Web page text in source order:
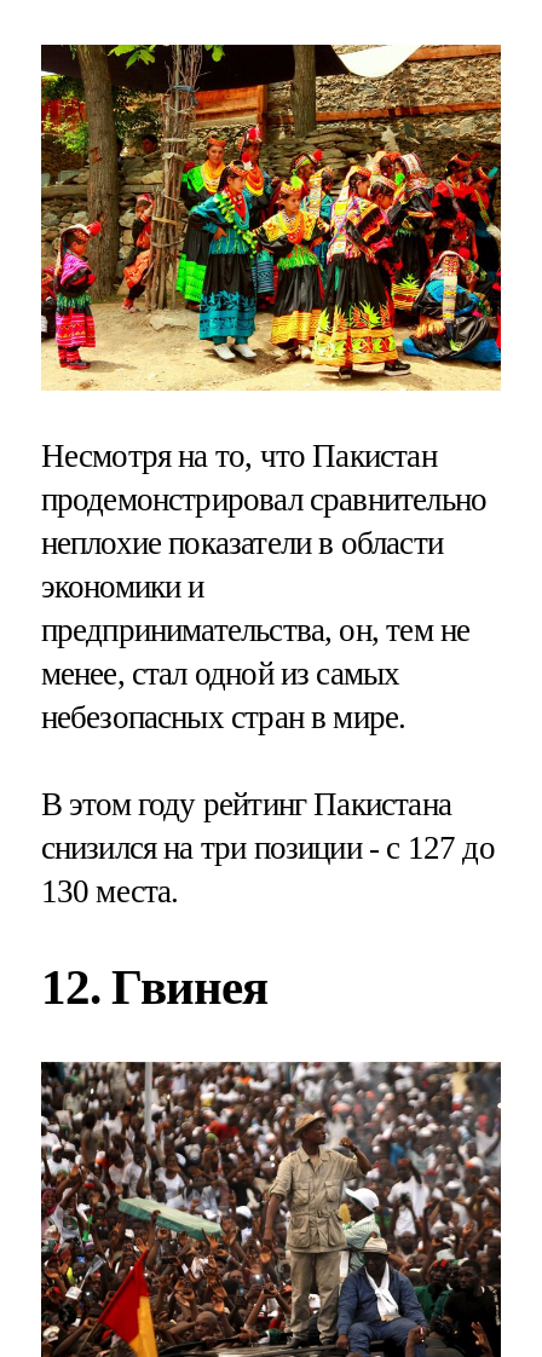
Несмотря на то, что Пакистан
продемонстрировал сравнительно
неплохие показатели в области
экономики и
предпринимательства, он, тем не
менее, стал одной из самых
небезопасных стран в мире.
В этом году рейтинг Пакистана
снизился на три позиции - с 127 до
130 места.
12. Гвинея